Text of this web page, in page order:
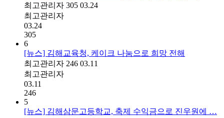
최고관리자 305 03.24
최고관리자
03.24
305
6
[뉴스] 김해교육청, 케이크 나눔으로 희망 전해
최고관리자 246 03.11
최고관리자
03.11
246
5
[뉴스] 김해삼문고등학교, 축제 수익금으로 진우원에 …